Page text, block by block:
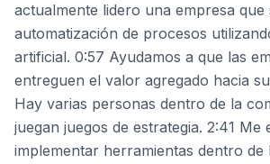
actualmente lidero una empresa que
automatización de procesos
artificial. 0:57 Ayudamos a que las
entreguen el valor agregado hacia
Hay varias personas dentro de la
juegan juegos de estrategia. 2:41 Me
implementar herramientas dentro de